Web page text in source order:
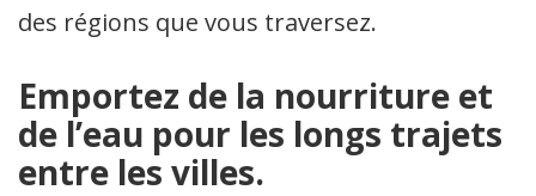
des régions que vous traversez.
Emportez de la nourriture et
de l’eau pour les longs trajets
entre les villes.